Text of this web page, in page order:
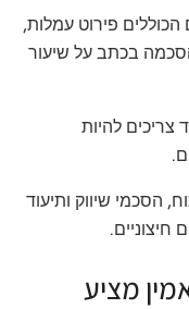
פירוט עמלות,
בכתב על שיעור
צריכים להיות
הסכמי שיווק ותיעוד
חיצוניים.
מציע